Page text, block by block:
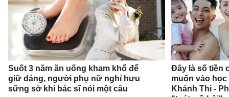
Suốt 3 năm ăn uống kham khổ để
giữ dáng, người phụ nữ nghỉ hưu
sững sờ khi bác sĩ nói một câu
Đây là số tiền
muốn vào
Khánh Thi -